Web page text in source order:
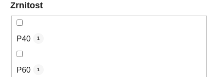
Zrnitost
P40 1
P60 1